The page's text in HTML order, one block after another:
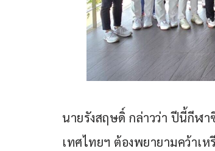
นายรังสฤษดิ์ กล่าวว่า ปีนี้กีฬ
เทศไทยฯ ต้องพยายามคว้าเ